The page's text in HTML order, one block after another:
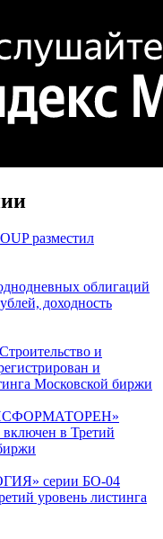
разместил
облигаций
доходность
и
и
Московской биржи
включен в Третий
серии БО-04
уровень листинга